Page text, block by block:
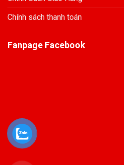
Chính sách thanh toán
Fanpage Facebook